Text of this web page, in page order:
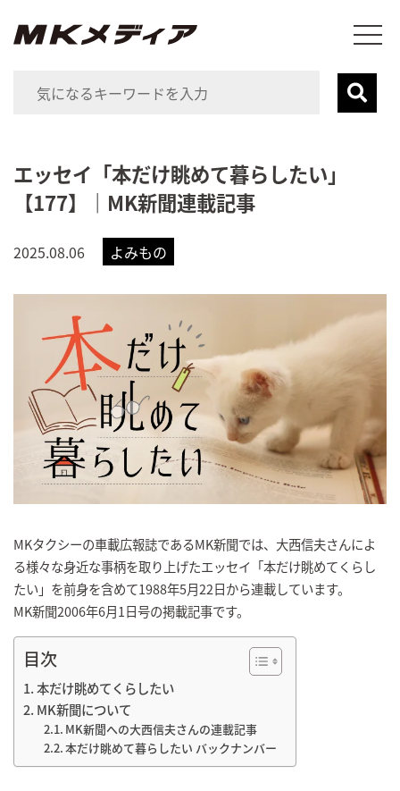
エッセイ「本だけ眺めて暮らしたい」
【177】｜MK新聞連載記事
2025.08.06 よみもの
MKタクシーの車載広報誌であるMK新聞では、大西信夫さんによ
る様々な身近な事柄を取り上げたエッセイ「本だけ眺めてくらし
たい」を前身を含めて1988年5月22日から連載しています。
MK新聞2006年6月1日号の掲載記事です。
目次
本だけ眺めてくらしたい
MK新聞について
MK新聞への大西信夫さんの連載記事
本だけ眺めて暮らしたい バックナンバー